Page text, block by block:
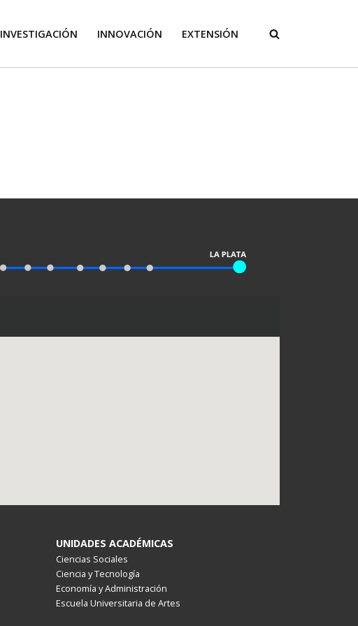
INVESTIGACIÓN INNOVACIÓN EXTENSIÓN
UNIDADES ACADÉMICAS
Ciencias Sociales
Ciencia y Tecnología
Economía y Administración
Escuela Universitaria de Artes